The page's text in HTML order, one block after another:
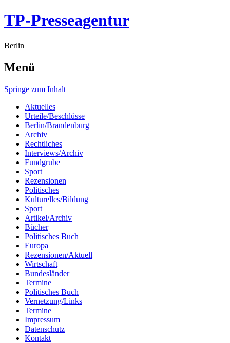
TP-Presseagentur
Berlin
Menü
Springe zum Inhalt
Aktuelles
Urteile/Beschlüsse
Berlin/Brandenburg
Archiv
Rechtliches
Interviews/Archiv
Fundgrube
Sport
Rezensionen
Politisches
Kulturelles/Bildung
Sport
Artikel/Archiv
Bücher
Politisches Buch
Europa
Rezensionen/Aktuell
Wirtschaft
Bundesländer
Termine
Politisches Buch
Vernetzung/Links
Termine
Impressum
Datenschutz
Kontakt